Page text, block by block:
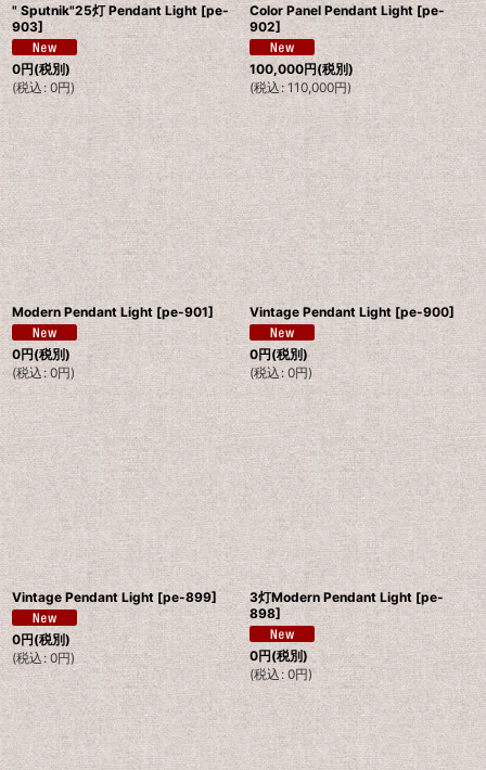
" Sputnik"25灯 Pendant Light [pe-
903]
0円(税別)
(税込 : 0円)
Color Panel Pendant Light [pe-
902]
100,000円(税別)
(税込: 110,000円)
Modern Pendant Light [pe-901]
0円(税別)
(税込: 0円)
Vintage Pendant Light [pe-900]
0円(税別)
(税込: 0円)
Vintage Pendant Light [pe-899]
0円(税別)
(税込: 0円)
3灯Modern Pendant Light [pe-
898]
0円(税別)
(税込 : 0円)